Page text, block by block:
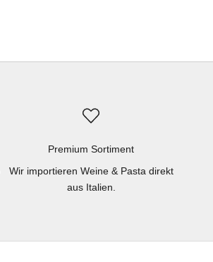
Premium Sortiment
Wir importieren Weine & Pasta direkt
aus Italien.